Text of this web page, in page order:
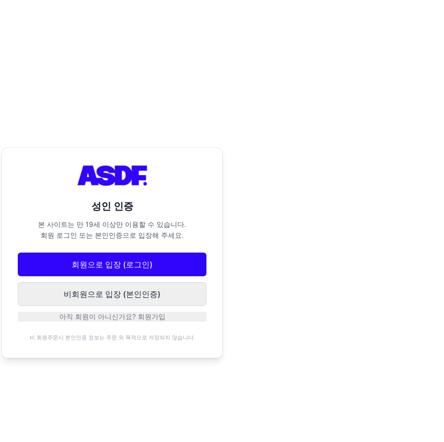
성인 인증
본 사이트는 만 19세 이상만 이용할 수 있습니다.
회원 로그인 또는 본인인증으로 입장해 주세요.
회원으로 입장 (로그인)
비회원으로 입장 (본인인증)
아직 회원이 아니신가요? 회원가입
비 회원주문시 본인인증 정보는 주문 외 목적으로 저장되지 않습니다.